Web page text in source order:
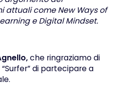
attuali come New Ways of
e Digital Mindset.
,che ringraziamo di
di partecipare a